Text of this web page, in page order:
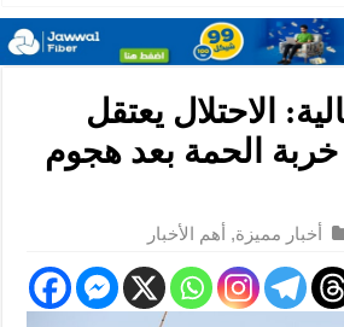
الاحتلال يعتقل
الحمة بعد هجوم
أخبار مميزة, أهم الأخبار